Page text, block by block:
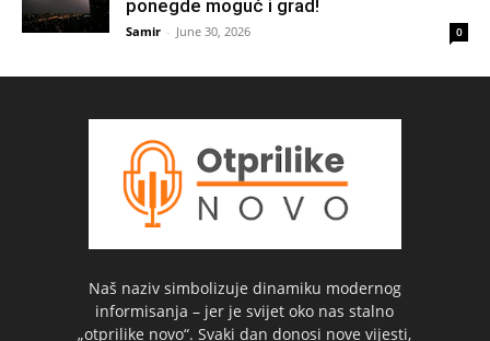
ponegde moguć i grad!
Samir - June 30, 2026 0
Naš naziv simbolizuje dinamiku modernog
informisanja – jer je svijet oko nas stalno
„otprilike novo“. Svaki dan donosi nove vijesti,